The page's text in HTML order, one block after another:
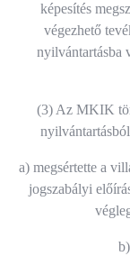
képesítés
végezhető
nyilvántartásba
(3) Az MKIK
a) megsértette a
jogszabályi